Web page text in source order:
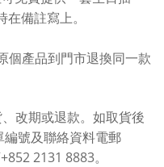
在備註寫上 。
個產品到門市退換同一款
改期或退款。如取貨後
編號及聯絡資料電郵
+852 2131 8883。